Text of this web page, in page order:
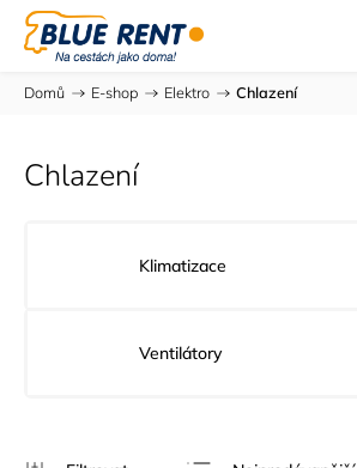
Domů / E-shop / Elektro / Chlazení
Chlazení
Klimatizace
Ventilátory